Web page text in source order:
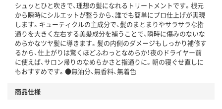
シュッとひと吹きで、理想の髪になれるトリートメントです。根元
から瞬時にシルエットが整うから、誰でも簡単にプロ仕上げが実現
します。キューティクルの主成分で、髪のまとまりやサラサラな指
通りを大きく左右する美髪成分を補うことで、瞬時に傷みのないな
めらかなツヤ髪に導きます。髪の内側のダメージもしっかり補修す
るから、仕上がりは驚くほどふわっとなめらか！夜のドライヤー前
に使えば、サロン帰りのなめらかさと指通りに。朝の寝ぐせ直しに
もおすすめです。●無油分、無香料、無着色
商品仕様